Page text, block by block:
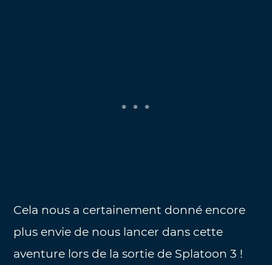
Cela nous a certainement donné encore
plus envie de nous lancer dans cette
aventure lors de la sortie de Splatoon 3 !